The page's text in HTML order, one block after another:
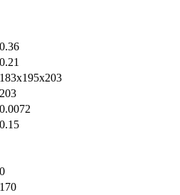
0.36
0.21
183х195х203
203
0.0072
0.15
0
170